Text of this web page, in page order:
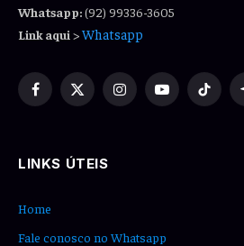
Whatsapp:(92) 99336-3605
Link aqui >Whatsapp
Facebook
X
InstagramYouTubeTikTok
LINKS ÚTEIS
Home
Fale conosco no Whatsapp